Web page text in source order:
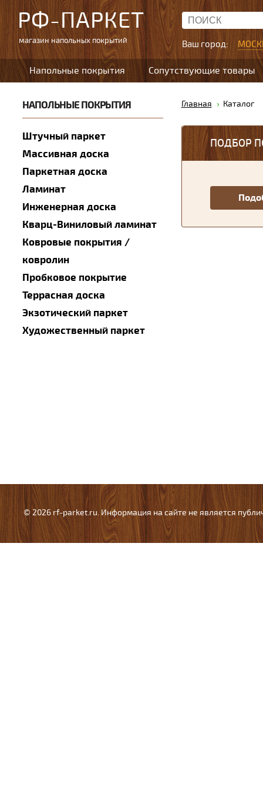
РФ-ПАРКЕТ
магазин напольных покрытий Ваш город:
Напольные покрытия Сопутствующие товары
НАПОЛЬНЫЕ ПОКРЫТИЯ
Штучный паркет
Массивная доска
Паркетная доска
Ламинат
Инженерная доска
Кварц-Виниловый ламинат
Ковровые покрытия /
ковролин
Пробковое покрытие
Террасная доска
Экзотический паркет
Художественный паркет
Главная Каталог
ПОДБОР
© 2026 rf-parket.ru. Информация на сайте не является